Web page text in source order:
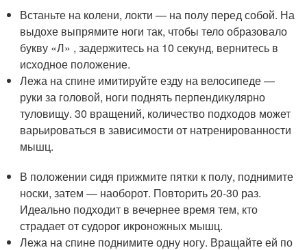
Встаньте на колени, локти — на полу перед собой. На
выдохе выпрямите ноги так, чтобы тело образовало
букву «Л» , задержитесь на 10 секунд, вернитесь в
исходное положение.
Лежа на спине имитируйте езду на велосипеде —
руки за головой, ноги поднять перпендикулярно
туловищу. 30 вращений, количество подходов может
варьироваться в зависимости от натренированности
мышц.
В положении сидя прижмите пятки к полу, поднимите
носки, затем — наоборот. Повторить 20-30 раз.
Идеально подходит в вечернее время тем, кто
страдает от судорог икроножных мышц.
Лежа на спине поднимите одну ногу. Вращайте ей по